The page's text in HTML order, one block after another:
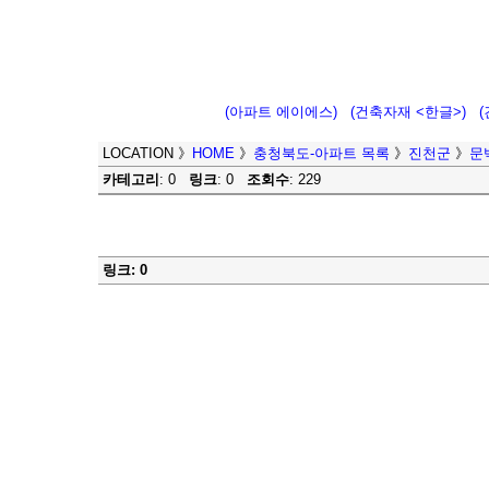
(아파트 에이에스) (건축자재 <한글>) (
LOCATION 》 HOME 》 충청북도-아파트 목록 》 진천군 》 문
카테고리 : 0 링크: 0 조회수: 229
링크: 0